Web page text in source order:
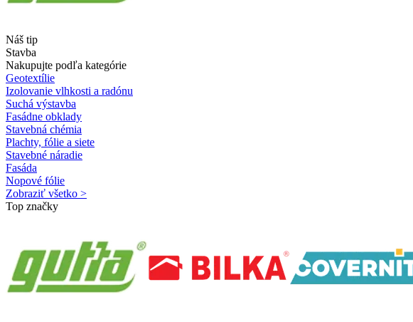
Náš tip
Stavba
Nakupujte podľa kategórie
Geotextílie
Izolovanie vlhkosti a radónu
Suchá výstavba
Fasádne obklady
Stavebná chémia
Plachty, fólie a siete
Stavebné náradie
Fasáda
Nopové fólie
Zobraziť všetko >
Top značky